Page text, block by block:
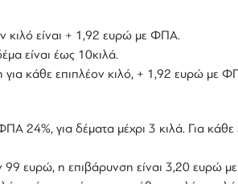
κιλό είναι + 1,92 ευρώ με ΦΠΑ.
είναι έως 10κιλά.
για κάθε επιπλέον κιλό, + 1,92 ευρώ με
24%, για δέματα μέχρι 3 κιλά. Για
99 ευρώ, η επιβάρυνση είναι 3,20 ευρώ